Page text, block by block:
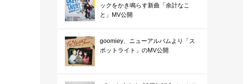
ックをかき鳴らす新曲「余計なこ
と」MV公開
goomiey、ニューアルバムより「ス
ポットライト」のMV公開